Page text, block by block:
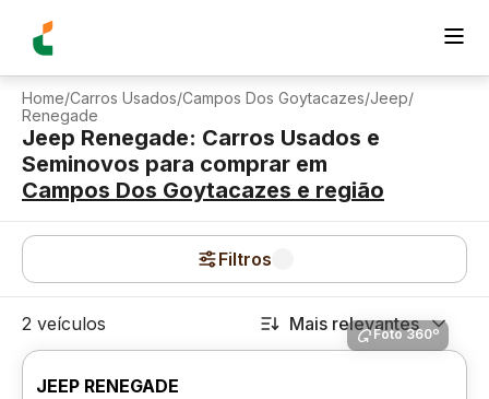
Home/Carros Usados/Campos Dos Goytacazes/Jeep/
Renegade
Jeep Renegade: Carros Usados e
Seminovos para comprar em
Campos Dos Goytacazes e região
Filtros
2 veículos Mais relevantes
Foto 360º
JEEP RENEGADE